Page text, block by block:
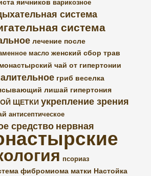
яичников варикозное
система
система
лечение после
масло женский сбор трав
монастырский чай от гипертонии
гриб веселка
лишай гипертония
ЩЕТКИ укрепление зрения
антисептическое
средство нервная
псориаз
фибромиома матки Настойка